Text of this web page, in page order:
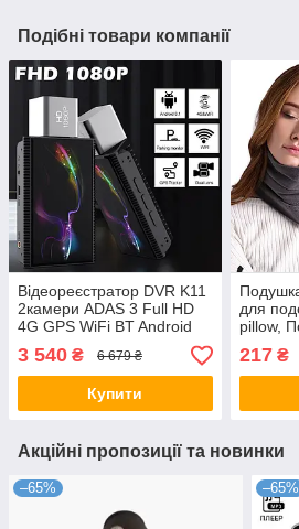
Подібні товари компанії
Відеореєстратор DVR K11
2камери ADAS 3 Full HD
4G GPS WiFi BT Android
Відеоспостереження для
Авто
3 540 ₴ 6 679 ₴
Купити
для
pillow,
217₴
Акційні пропозиції та новинки
–65% –65%